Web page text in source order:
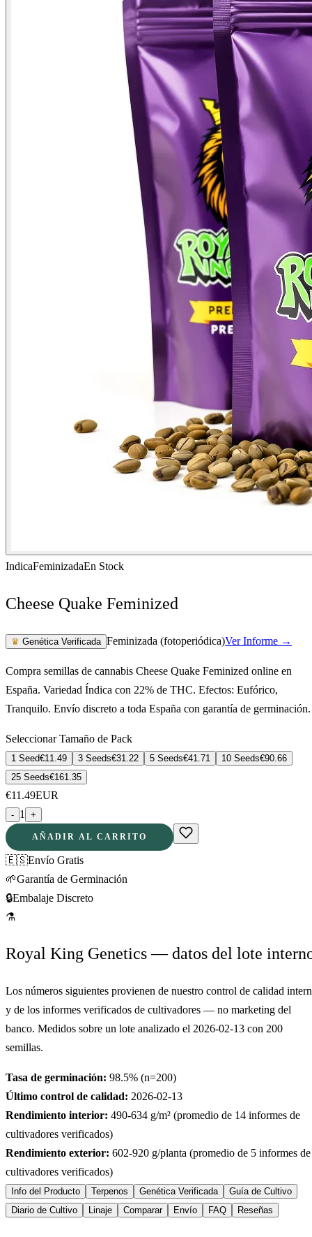
IndicaFeminizadaEn Stock
Cheese Quake Feminized
♛ Genética Verificada Feminizada (fotoperiódica)Ver Informe →
Compra semillas de cannabis Cheese Quake Feminized online en
España. Variedad Índica con 22% de THC. Efectos: Eufórico,
Tranquilo. Envío discreto a toda España con garantía de germinación.
Seleccionar Tamaño de Pack
1 Seed€11.49 3 Seeds€31.22 5 Seeds€41.71 10 Seeds€90.66
25 Seeds€161.35
€11.49EUR
- 1 +
AÑADIR AL CARRITO
🇪🇸Envío Gratis
🌱Garantía de Germinación
🔒Embalaje Discreto
⚗
Royal King Genetics — datos del lote
Los números siguientes provienen de nuestro control de calidad
y de los informes verificados de cultivadores — no marketing del
banco. Medidos sobre un lote analizado el 2026-02-13 con 200
semillas.
Tasa de germinación: 98.5% (n=200)
Último control de calidad: 2026-02-13
Rendimiento interior: 490-634 g/m² (promedio de 14 informes de
cultivadores verificados)
Rendimiento exterior: 602-920 g/planta (promedio de 5 informes de
cultivadores verificados)
Info del Producto Terpenos Genética Verificada
Guía de Cultivo
Diario de Cultivo
Linaje Comparar Envío FAQ Reseñas